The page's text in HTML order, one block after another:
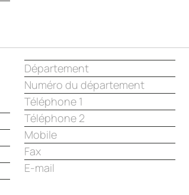
Département
Numéro du département
Téléphone 1
Téléphone 2
Mobile
Fax
E-mail